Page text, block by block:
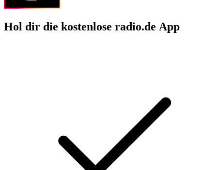
Hol dir die kostenlose radio.de App